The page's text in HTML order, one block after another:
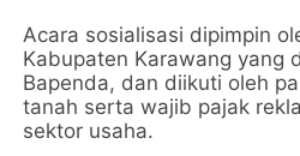
Acara sosialisasi dipimpin
Kabupaten Karawang yang
Bapenda, dan diikuti oleh
tanah serta wajib pajak
sektor usaha.